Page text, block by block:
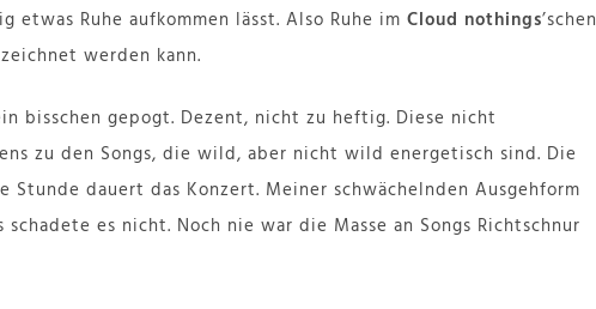
etwas Ruhe aufkommen lässt. Also Ruhe im Cloud nothings’schen
werden kann.
bisschen gepogt. Dezent, nicht zu heftig. Diese nicht
zu den Songs, die wild, aber nicht wild energetisch sind. Die
Stunde dauert das Konzert. Meiner schwächelnden Ausgehform
es nicht. Noch nie war die Masse an Songs Richtschnur